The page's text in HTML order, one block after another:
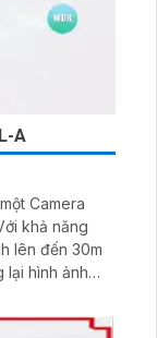
A
Camera
lên đến 30m
lại hình ảnh
một cách